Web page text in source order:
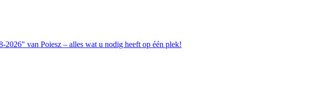
van Poiesz – alles wat u nodig heeft op één plek!